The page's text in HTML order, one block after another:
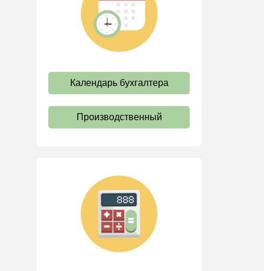
труда
Отпуск и время отдыха
Оплата труда
Ответственность и
взыскания
Пенсии
Трудовые книжки
Кадровые документы и
образцы
Персональные данные
Календарь бухгалтера
Производственный